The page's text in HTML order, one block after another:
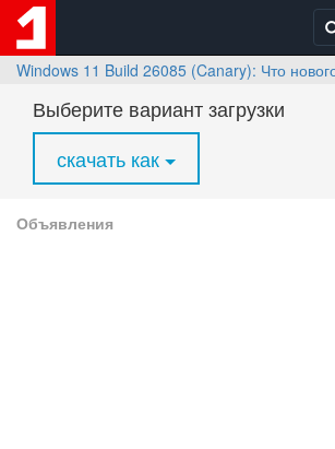
Windows 11 Build 26085 (Canary): Что
Выберите вариант загрузки
скачать как
Объявления